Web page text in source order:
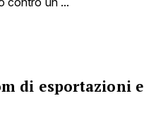
di esportazioni e